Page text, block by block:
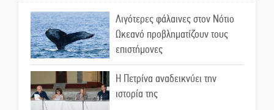
Λιγότερες φάλαινες στον Νότιο
Ωκεανό προβληματίζουν τους
επιστήμονες
Η Πετρίνα αναδεικνύει την
ιστορία της